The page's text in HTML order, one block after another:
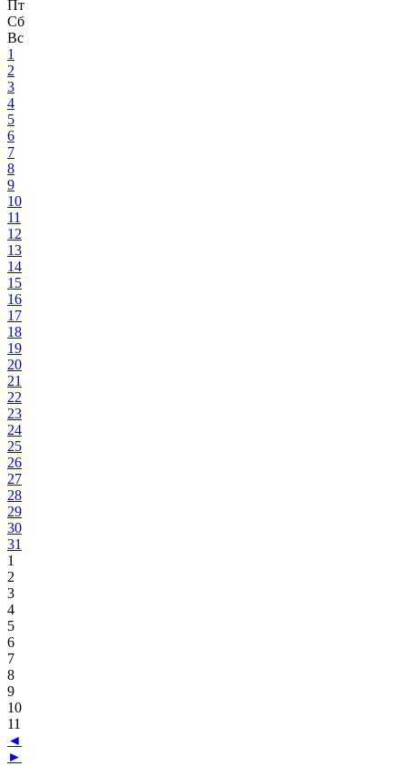
Пт
Сб
Вс
1
2
3
4
5
6
7
8
9
10
11
12
13
14
15
16
17
18
19
20
21
22
23
24
25
26
27
28
29
30
31
1
2
3
4
5
6
7
8
9
10
11
◄
►